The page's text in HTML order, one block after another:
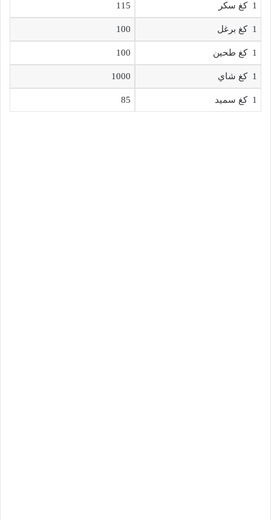
1 كغ سكر 115
1 كغ برغل 100
1 كغ طحين 100
1 كغ شاي 1000
1 كغ سميد 85